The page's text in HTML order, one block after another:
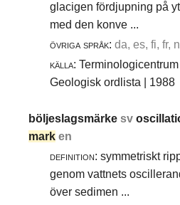
glacigen fördjupning på
med den konve ...
övriga språk: da, es, fi, fr,
källa:
Geologisk ordlista | 1988
böljeslagsmärkesv
mark en
definition: symmetriskt
genom vattnets
över sedimen ...